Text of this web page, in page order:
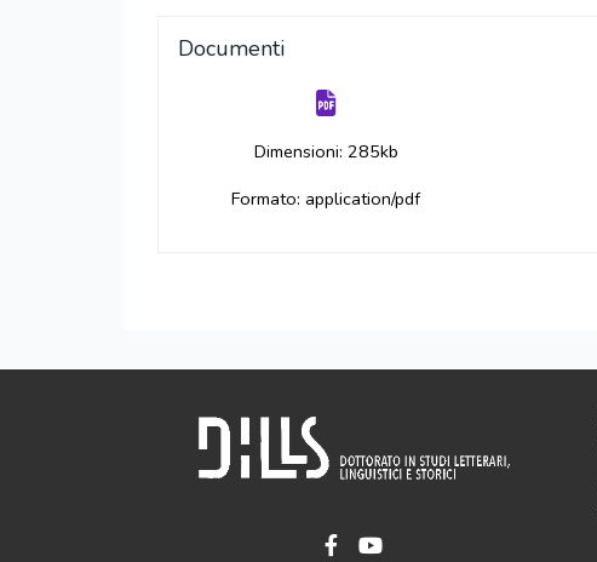
Documenti
Dimensioni: 285kb
Formato: application/pdf